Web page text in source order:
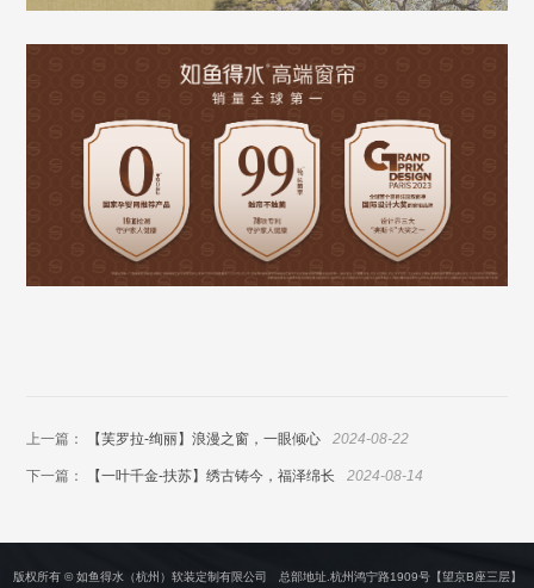
上一篇： 【芙罗拉-绚丽】浪漫之窗，一眼倾心 2024-08-22
下一篇： 【一叶千金-扶苏】绣古铸今，福泽绵长 2024-08-14
版权所有 © 如鱼得水（杭州）软装定制有限公司 总部地址.杭州鸿宁路1909号【望京B座三层】